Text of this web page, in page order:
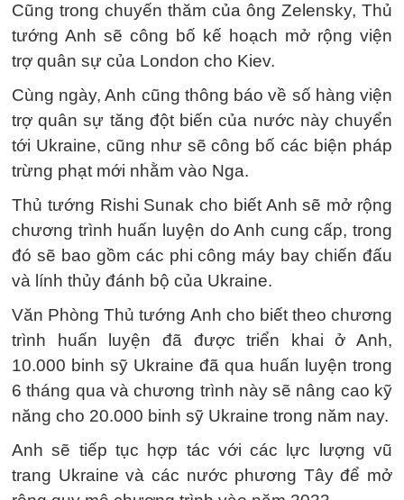
Cũng trong chuyến thăm của ông Zelensky, Thủ
tướng Anh sẽ công bố kế hoạch mở rộng viện
trợ quân sự của London cho Kiev.
Cùng ngày, Anh cũng thông báo về số hàng viện
trợ quân sự tăng đột biến của nước này chuyển
tới Ukraine, cũng như sẽ công bố các biện pháp
trừng phạt mới nhằm vào Nga.
Thủ tướng Rishi Sunak cho biết Anh sẽ mở rộng
chương trình huấn luyện do Anh cung cấp, trong
đó sẽ bao gồm các phi công máy bay chiến đấu
và lính thủy đánh bộ của Ukraine.
Văn Phòng Thủ tướng Anh cho biết theo chương
trình huấn luyện đã được triển khai ở Anh,
10.000 binh sỹ Ukraine đã qua huấn luyện trong
6 tháng qua và chương trình này sẽ nâng cao kỹ
năng cho 20.000 binh sỹ Ukraine trong năm nay.
Anh sẽ tiếp tục hợp tác với các lực lượng vũ
trang Ukraine và các nước phương Tây để mở